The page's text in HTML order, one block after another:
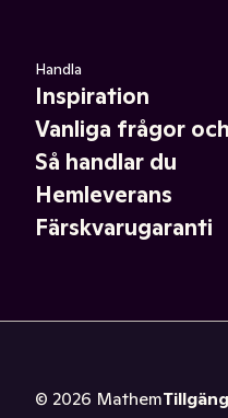
Handla
Inspiration
Vanliga frågor
Så handlar du
Hemleverans
Färskvarugaranti
© 2026 Mathem